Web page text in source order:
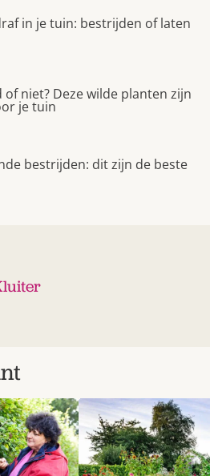
in je tuin: bestrijden of laten
of niet? Deze wilde planten zijn
je tuin
bestrijden: dit zijn de beste